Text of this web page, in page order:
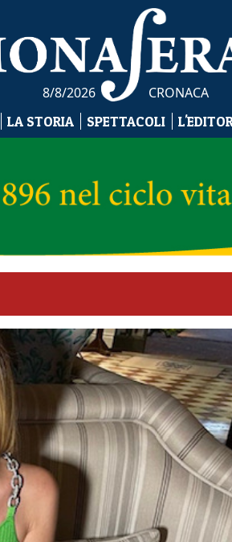
8/8/2026 CRONACA
LA STORIA SPETTACOLI